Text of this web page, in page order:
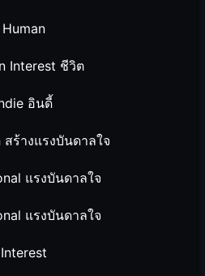
Human
Interest ชีวิต
อินดี้
ร้างแรงบันดาลใจ
แรงบันดาลใจ
แรงบันดาลใจ
Interest